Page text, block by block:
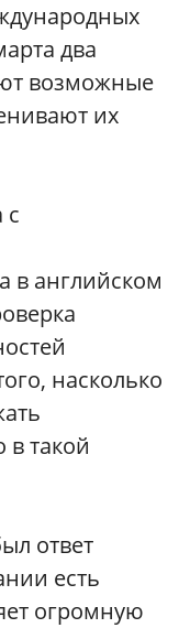
два
возможные
их
с
в английском
насколько
в такой
ответ
есть
огромную